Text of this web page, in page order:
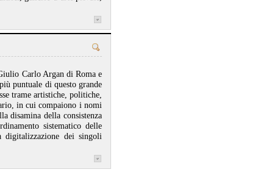
Carlo Argan di Roma e
puntuale di questo grande
trame artistiche, politiche,
in cui compaiono i nomi
disamina della consistenza
sistematico delle
digitalizzazione dei singoli